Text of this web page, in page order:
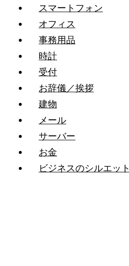
スマートフォン
オフィス
事務用品
時計
受付
お辞儀／挨拶
建物
メール
サーバー
お金
ビジネスのシルエット